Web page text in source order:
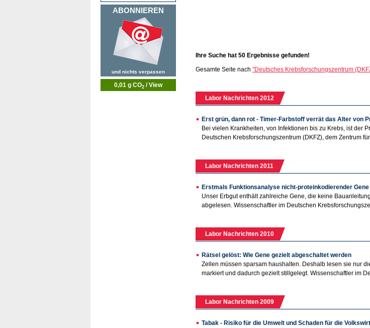
Ihre Suche hat 50 Ergebnisse gefunden!
Gesamte Seite nach "Deutsches Krebsforschungszentrum
Labor Nachrichten 2012
Erst grün, dann rot - Timer-Farbstoff verrät das Alter von
Bei vielen Krankheiten, von Infektionen bis zu Krebs, ist der
Deutschen Krebsforschungszentrum (DKFZ), dem Zentrum
Labor Nachrichten 2011
Erstmals Funktionsanalyse nicht-proteinkodierender
Unser Erbgut enthält zahlreiche Gene, die keine
abgelesen. Wissenschaftler im Deutschen
Labor Nachrichten 2010
Rätsel gelöst: Wie Gene gezielt abgeschaltet werden
Zellen müssen sparsam haushalten. Deshalb lesen sie nur
markiert und dadurch gezielt stillgelegt. Wissenschaftler im
Labor Nachrichten 2009
Tabak - Risiko für die Umwelt und Schaden für die
ABONNIEREN
und nichts verpassen
0,01 g CO2 / View